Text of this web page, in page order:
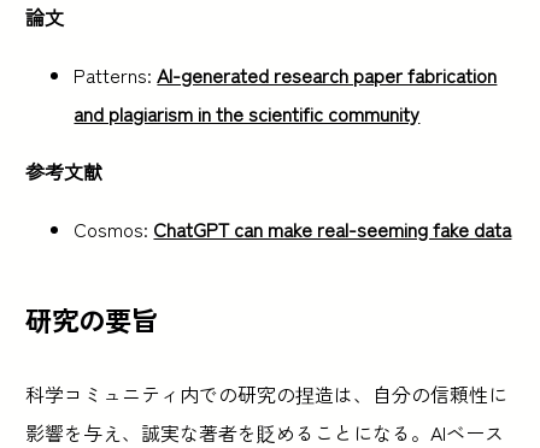
論文
Patterns:AI-generated research paper fabrication
and plagiarism in the scientific community
参考文献
Cosmos: ChatGPT can make real-seeming fake data
研究の要旨
科学コミュニティ内での研究の捏造は、自分の信頼性に
影響を与え、誠実な著者を貶めることになる。AIベース